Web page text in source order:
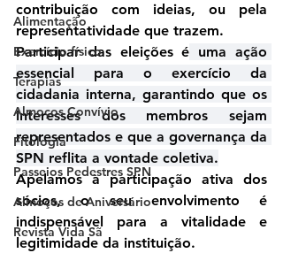
Alimentação
Exercício físico
Terapias
Almoços Convívio
Fitologia
Passeios Pedestres SPN
Almoços de Aniversário
Revista Vida Sã
contribuição com ideias, ou pela
representatividade que trazem.
Participar das eleições é uma ação
essencial para o exercício da
cidadania interna, garantindo que os
interesses dos membros sejam
representados e que a governança da
SPN reflita a vontade coletiva.
Apelamos à participação ativa dos
sócios, o seu envolvimento é
indispensável para a vitalidade e
legitimidade da instituição.